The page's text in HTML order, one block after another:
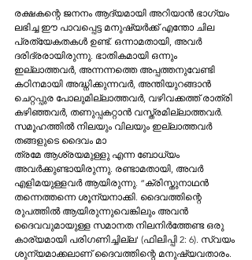
രക്ഷകന്റെ ജനനം ആദ്യമായി അറിയാന്‍ ഭാഗ്യം
ലഭിച്ച ഈ പാവപ്പെട്ട മനുഷ്യര്‍ക്ക്‌ എന്തോ ചില
പ്രത്യേകതകള്‍ ഉണ്ട്‌. ഒന്നാമതായി, അവര്‍
ദരിദ്രരായിരുന്നു. ഭാതികമായി ഒന്നും
ഇല്ലാത്തവര്‍, അന്നന്നത്തെ അപ്പത്തനുവേണ്ടി
കഠിനമായി അദ്ധ്നിക്കുന്നവര്‍, അന്തിയുറങ്ങാന്‍
ചെറ്റപ്പുര പോലുമില്ലാത്തവര്‍, വഴിവക്കത്ത്‌ രാത്രി
കഴിഞ്ഞവര്‍, തണുപ്പകറ്റാന്‍ വസ്ത്രമില്ലാത്തവര്‍.
സമൂഹത്തില്‍ നിലയും വിലയും ഇല്ലാത്തവര്‍
തങ്ങളുടെ ദൈവം മാ
ത്രമേ ആശ്രയമുള്ളു എന്ന ബോധ്യം
അവര്‍ക്കുണ്ടായിരുന്നു. രണ്ടാമതായി, അവര്‍
എളിമയുള്ളവര്‍ ആയിരുന്നു. “ക്രിസ്തുനാഥന്‍
തന്നെത്തന്നെ ശൂന്യനാക്കി. ദൈവത്തിന്റെ
രുപത്തില്‍ ആയിരുന്നുവെങ്കിലും അവന്‍
ദൈവവുമായുള്ള സമാനത നിലനിര്‍ത്തേണ്ട ഒരു
കാര്യമായി പരിഗണിച്ചില്ല' (ഫിലിപ്പി 2: 6). സ്വയം
ശുന്യമാക്കലാണ്‌ ദൈവത്തിന്റെ മനുഷ്യവതാരം.